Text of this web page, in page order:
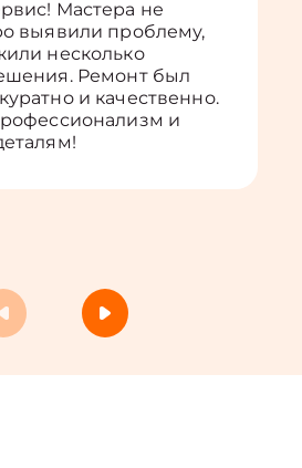
Мастера не
выявили проблему,
несколько
Ремонт был
и качественно.
и